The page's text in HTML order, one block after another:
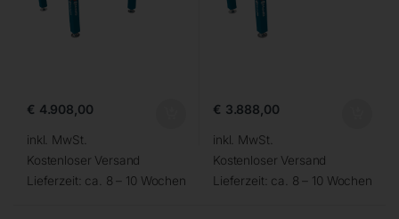
€ 4.908,00
inkl. MwSt.
Kostenloser Versand
Lieferzeit: ca. 8 – 10 Wochen
€ 3.888,00
inkl. MwSt.
Kostenloser Versand
Lieferzeit: ca. 8 – 10 Wochen